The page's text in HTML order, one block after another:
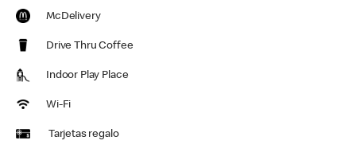
McDelivery
Drive Thru Coffee
Indoor Play Place
Wi-Fi
Tarjetas regalo